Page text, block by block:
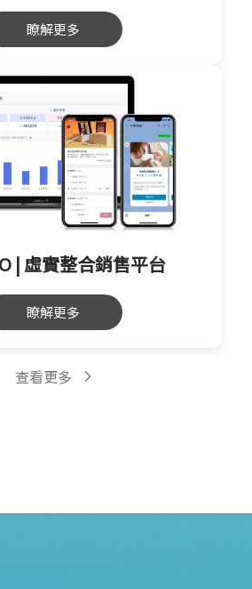
瞭解更多
| 虛實整合銷售平台
瞭解更多
查看更多